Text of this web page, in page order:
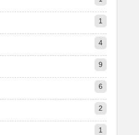
1
4
9
6
2
1